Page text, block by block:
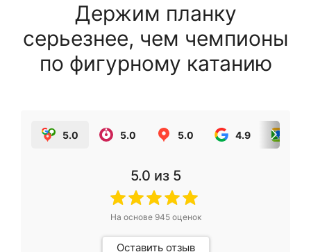
Держим планку
серьезнее, чем чемпионы
по фигурному катанию
5.0 5.0 5.0 4.9
5.0 из 5
На основе 945оценок
Оставить отзыв